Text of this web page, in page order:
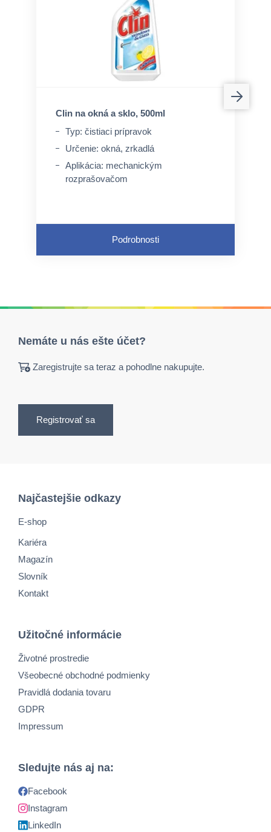
Clin na okná a sklo, 500ml
Typ: čistiaci prípravok
Určenie: okná, zrkadlá
Aplikácia: mechanickým
rozprašovačom
Podrobnosti
Nemáte u nás ešte účet?
Zaregistrujte sa teraz a pohodlne nakupujte.
Registrovať sa
Najčastejšie odkazy
E-shop
Kariéra
Magazín
Slovník
Kontakt
Užitočné informácie
Životné prostredie
Všeobecné obchodné podmienky
Pravidlá dodania tovaru
GDPR
Impressum
Sledujte nás aj na:
Facebook
Instagram
LinkedIn